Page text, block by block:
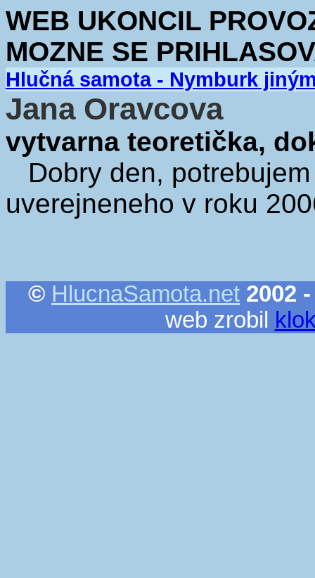
WEB UKONCIL
MOZNE SE
Hlučná samota - Nymburk
Jana Oravcova
vytvarna teoretička,
Dobry den,
uverejneneho v roku
© HlucnaSamota.net 2002
web zrobil